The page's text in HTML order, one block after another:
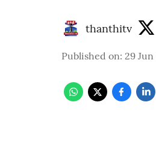
thanthitv
Published on: 29 Jun